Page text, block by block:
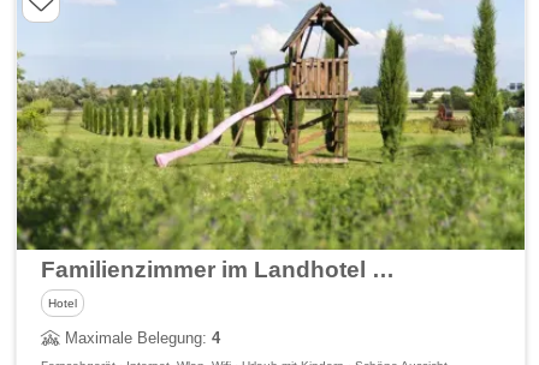
Familienzimmer im Landhotel Hopp
Hotel
Maximale Belegung:4